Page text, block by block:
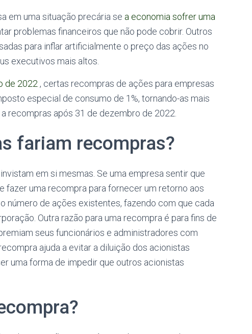
em uma situação precária se a economia sofrer uma
problemas financeiros que não pode cobrir. Outros
para inflar artificialmente o preço das ações no
executivos mais altos.
de 2022 , certas recompras de ações para empresas
especial de consumo de 1%, tornando-as mais
recompras após 31 de dezembro de 2022.
fariam recompras?
em si mesmas. Se uma empresa sentir que
fazer uma recompra para fornecer um retorno aos
número de ações existentes, fazendo com que cada
Outra razão para uma recompra é para fins de
seus funcionários e administradores com
ajuda a evitar a diluição dos acionistas
uma forma de impedir que outros acionistas